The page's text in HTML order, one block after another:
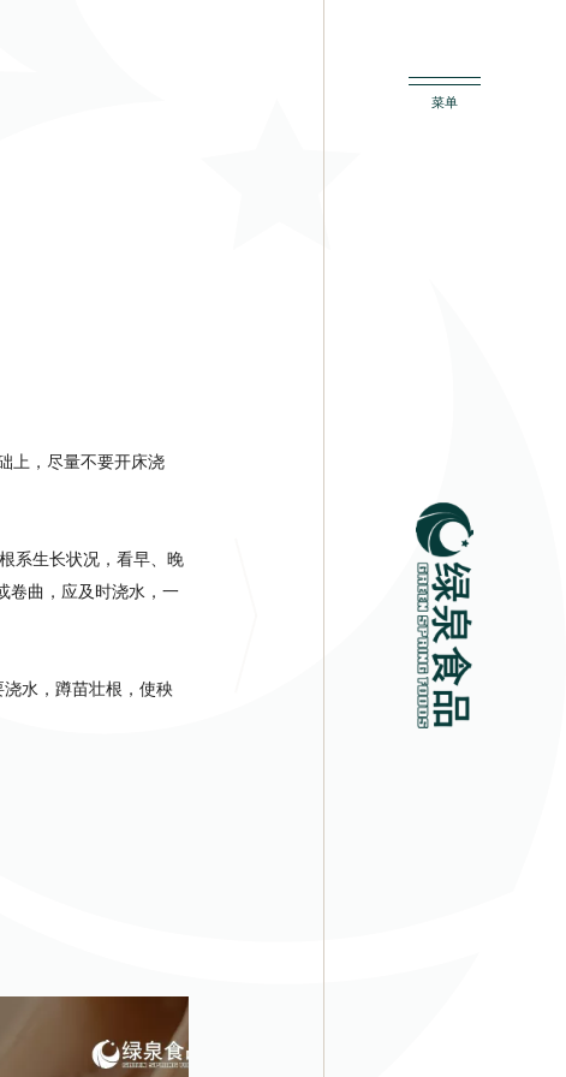
上，尽量不要开床浇
系生长状况，看早、晚
卷曲，应及时浇水，一
水，蹲苗壮根，使秧